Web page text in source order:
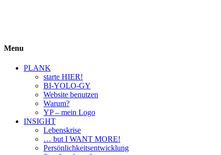
Menu
PLANK
starte HIER!
BI-YOLO-GY
Website benutzen
Warum?
YP – mein Logo
INSIGHT
Lebenskrise
… but I WANT MORE!
Persönlichkeitsentwicklung